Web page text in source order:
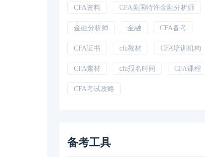
CFA资料 CFA美国特许金融分析师
金融分析师 金融 CFA备考
CFA证书 cfa教材 CFA培训机构
CFA素材 cfa报名时间 CFA课程
CFA考试攻略
备考工具